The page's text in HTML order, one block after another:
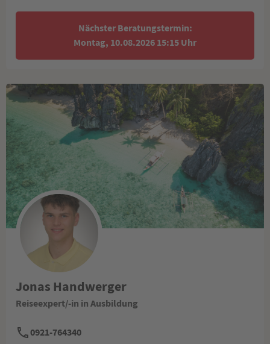
Nächster Beratungstermin:
Montag, 10.08.2026 15:15 Uhr
Jonas Handwerger
Reiseexpert/-in in Ausbildung
0921-764340